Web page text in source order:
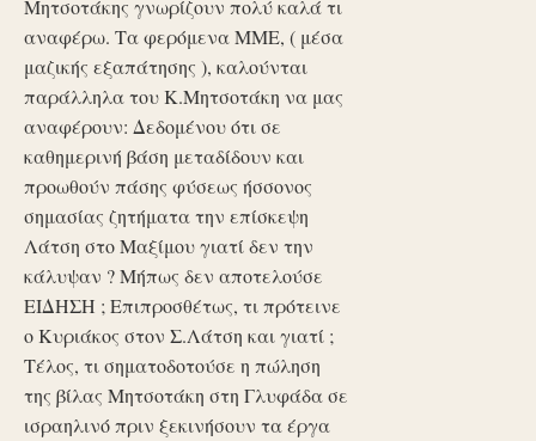
Μητσοτάκης γνωρίζουν πολύ καλά τι
αναφέρω. Τα φερόμενα ΜΜΕ, ( μέσα
μαζικής εξαπάτησης ), καλούνται
παράλληλα του Κ.Μητσοτάκη να μας
αναφέρουν: Δεδομένου ότι σε
καθημερινή βάση μεταδίδουν και
προωθούν πάσης φύσεως ήσσονος
σημασίας ζητήματα την επίσκεψη
Λάτση στο Μαξίμου γιατί δεν την
κάλυψαν ? Μήπως δεν αποτελούσε
ΕΙΔΗΣΗ ; Επιπροσθέτως, τι πρότεινε
ο Κυριάκος στον Σ.Λάτση και γιατί ;
Τέλος, τι σηματοδοτούσε η πώληση
της βίλας Μητσοτάκη στη Γλυφάδα σε
ισραηλινό πριν ξεκινήσουν τα έργα